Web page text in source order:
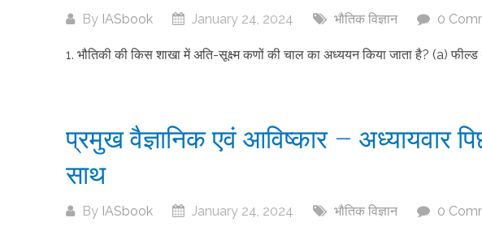
By IASbook January 24, 2024 भौतिक विज्ञान 0
1. भौतिकी की किस शाखा में अति-सूक्ष्म कणों की चाल का अध्ययन किया जाता है? (a)
प्रमुख वैज्ञानिक एवं आविष्कार – अध्यायवार
साथ
By IASbook January 24, 2024 भौतिक विज्ञान 0